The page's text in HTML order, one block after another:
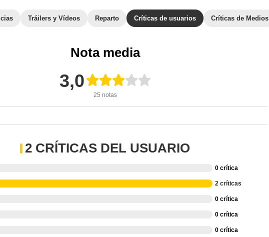
Tráilers y Vídeos Reparto Críticas de usuarios Críticas de Medios
Nota media
3,0
25 notas
2 CRÍTICAS DEL USUARIO
0 crítica
2 críticas
0 crítica
0 crítica
0 crítica